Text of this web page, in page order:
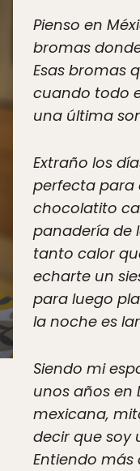
Pienso en
bromas
Esas bromas
cuando todo
una última
Extraño los
perfecta para
chocolatito
panadería de
tanto calor
echarte un
para luego
la noche es
Siendo mi
unos años en
mexicana,
decir que soy
Entiendo más